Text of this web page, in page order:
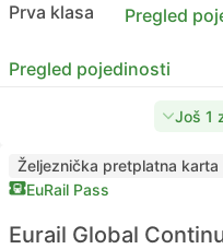
Prva klasa
Pregled
Pregled pojedinosti
Još 1
Željeznička pretplatna karta
EuRail Pass
Eurail Global